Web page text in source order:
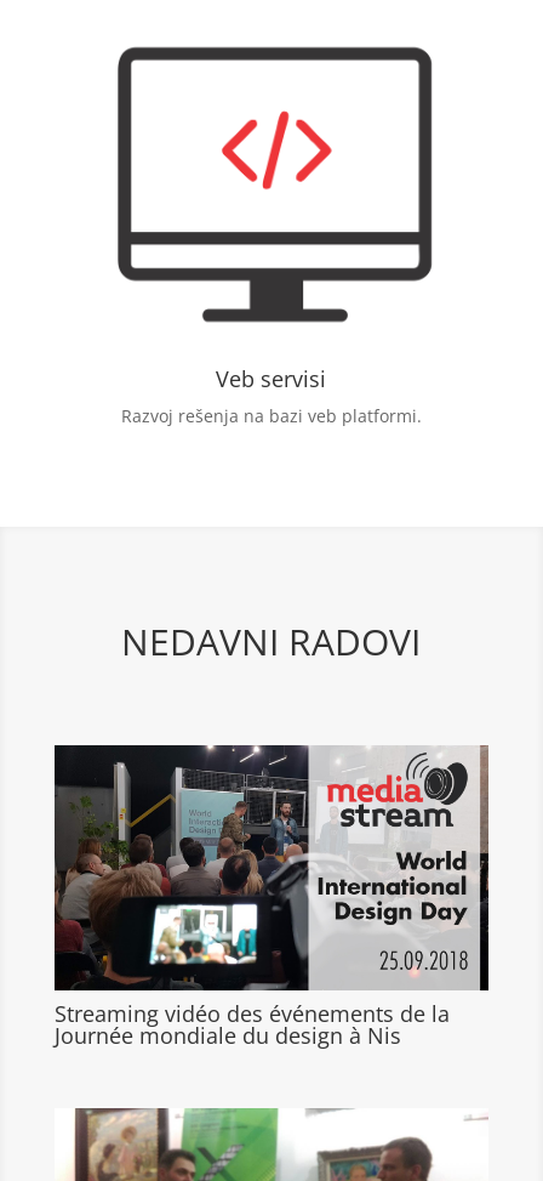
Veb servisi
Razvoj rešenja na bazi veb platformi.
NEDAVNI RADOVI
Streaming vidéo des événements de la
Journée mondiale du design à Nis